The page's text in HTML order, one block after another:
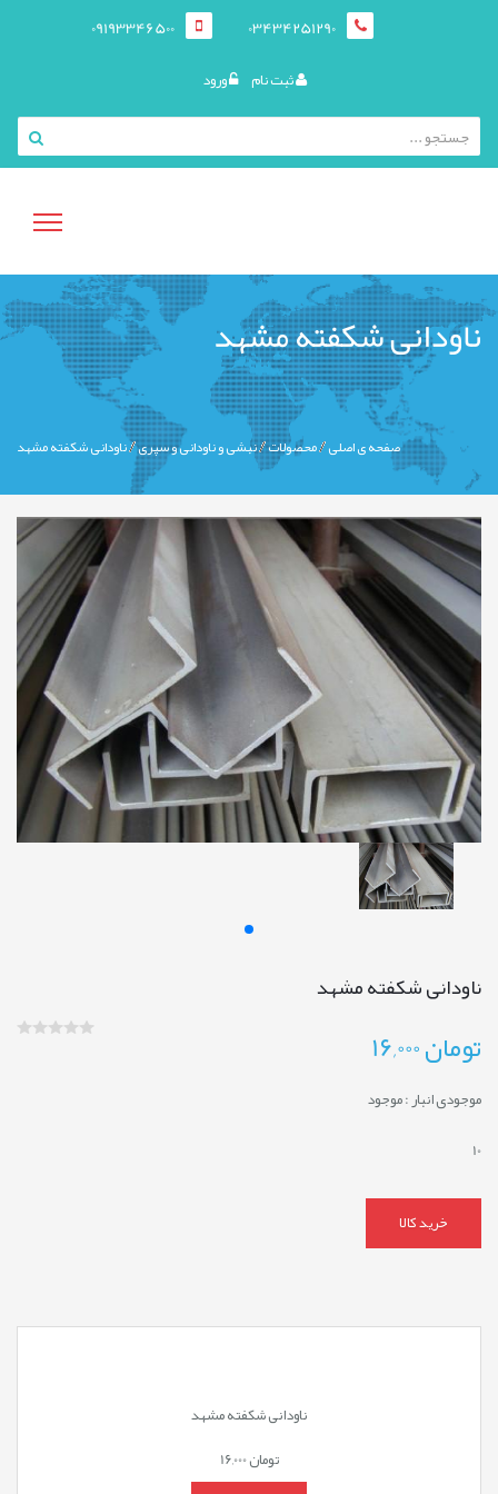
03434251290
09193346500
ثبت نام ورود
منوی
کاربری
ناودانی شکفته مشهد
صفحه ی اصلی محصولات نبشی و ناودانی و سپری ناودانی شکفته مشهد
ناودانی شکفته مشهد
تومان
موجودی انبار :موجود
10
خرید کالا
ناودانی شکفته مشهد
تومان16,000